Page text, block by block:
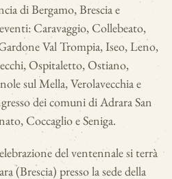
di Bergamo, Brescia e
Caravaggio, Collebeato,
Val Trompia, Iseo, Leno,
Ospitaletto, Ostiano,
sul Mella, Verolavecchia e
dei comuni di Adrara San
Coccaglio e Seniga.
del ventennale si terrà
(Brescia) presso la sede della